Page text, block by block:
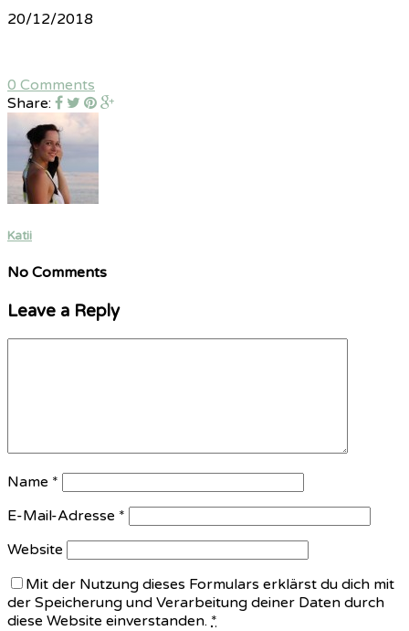
20/12/2018
0 Comments
Share:
Katii
No Comments
Leave a Reply
Name *
E-Mail-Adresse *
Website
Mit der Nutzung dieses Formulars erklärst du dich mit
der Speicherung und Verarbeitung deiner Daten durch
diese Website einverstanden. *